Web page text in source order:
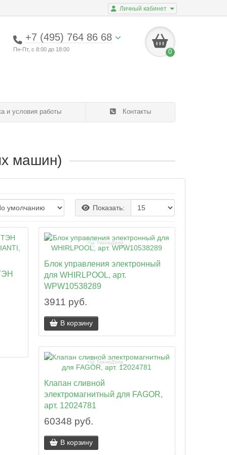
Личный кабинет
+7 (495) 764 86 68
Пн-Пт, с 8:00 до 18:00 0
и условия работы Контакты
машин)
Показать:
Блок управления электронный
для WHIRLPOOL, арт.
WPW10538289
3911 руб.
В корзину
Клапан сливной
электромагнитный для FAGOR,
арт. 12024781
60348 руб.
В корзину